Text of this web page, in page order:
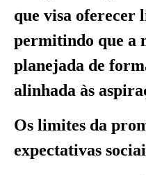
que visa oferecer
permitindo que a
planejada de
alinhada às
Os limites da
expectativas